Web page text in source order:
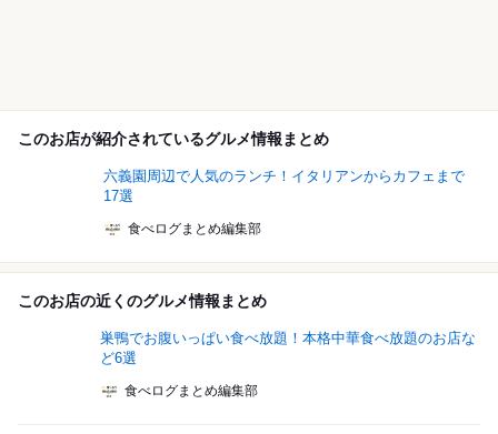
このお店が紹介されているグルメ情報まとめ
六義園周辺で人気のランチ！イタリアンからカフェまで
17選
食べログまとめ編集部
このお店の近くのグルメ情報まとめ
巣鴨でお腹いっぱい食べ放題！本格中華食べ放題のお店な
ど6選
食べログまとめ編集部